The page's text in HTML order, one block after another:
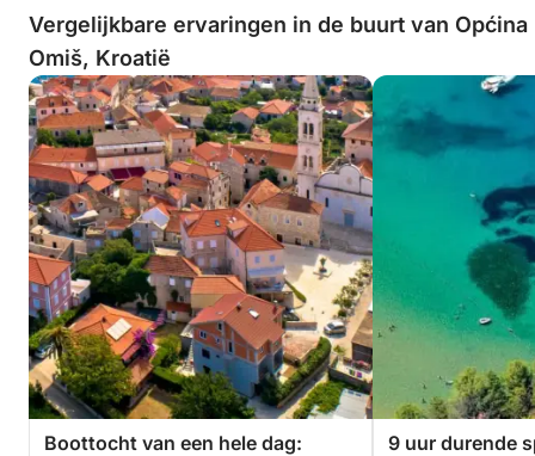
Vergelijkbare ervaringen in de buurt van Općina
Omiš, Kroatië
Boottocht van een hele dag:
9 uur durende